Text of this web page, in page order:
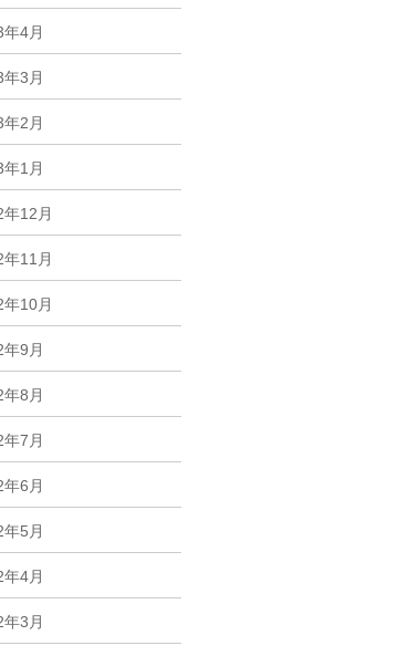
4月
3月
2月
1月
年12月
年11月
年10月
9月
8月
7月
6月
5月
4月
3月